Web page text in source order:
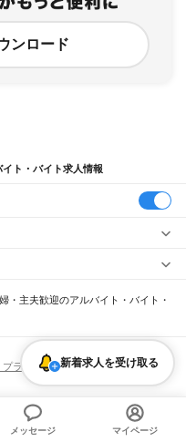
ンロード
ト・バイト求人情報
西成区
槻市 貝塚市守口市
茨木市
千里丘駅岸辺駅吹田駅東淀川駅
東部市場前駅
い場精肉・鮮魚加工
・マネージャー）
留学生・外国人活躍中
大阪市 主婦・主夫歓迎 在宅
・主夫歓迎のアルバイト・バイト・
新着求人を受け取る
プライバシーポリシー
メッセージ マイページ